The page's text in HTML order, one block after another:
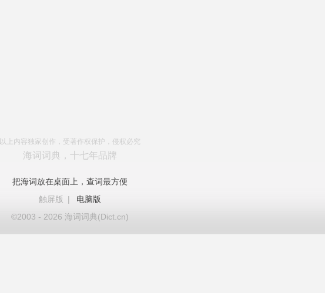
以上内容独家创作，受著作权保护，侵权必究
海词词典，十七年品牌
把海词放在桌面上，查词最方便
触屏版
|
电脑版
©2003 - 2026 海词词典(Dict.cn)